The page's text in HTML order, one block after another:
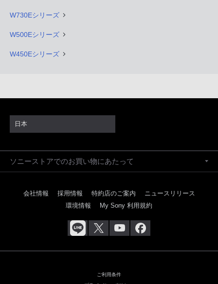
W730Eシリーズ
W500Eシリーズ
W450Eシリーズ
日本
ソニーストアでのお買い物にあたって
会社情報 採用情報 特約店のご案内
ニュースリリース
環境情報
My Sony 利用規約
ご利用条件